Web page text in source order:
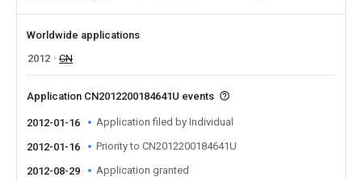
Worldwide applications
2012
CN
Application CN2012200184641U events
2012-01-16 Application filed by Individual
2012-01-16 Priority to CN2012200184641U
2012-08-29 Application granted